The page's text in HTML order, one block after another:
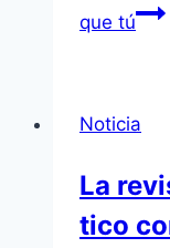
que tú
Noticia
La
tico